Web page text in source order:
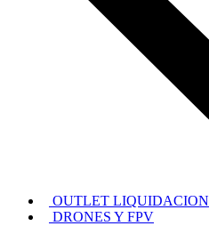
OUTLET LIQUIDACION
DRONES Y FPV